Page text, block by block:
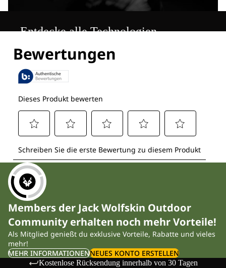
Entdecke alle Technologien
Members der Jack Wolfskin Outdoor
Community erhalten noch mehr Vorteile!
Als Mitglied genießt du exklusive Vorteile, Rabatte und vieles
mehr!
MEHR INFORMATIONENNEUES KONTO ERSTELLEN
Kostenlose Rücksendung innerhalb von 30 Tagen